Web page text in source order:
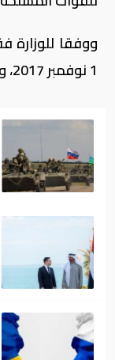
ووفقا للوزارة
1 نوفمبر 2017، وتعمل على مدار الساعة.